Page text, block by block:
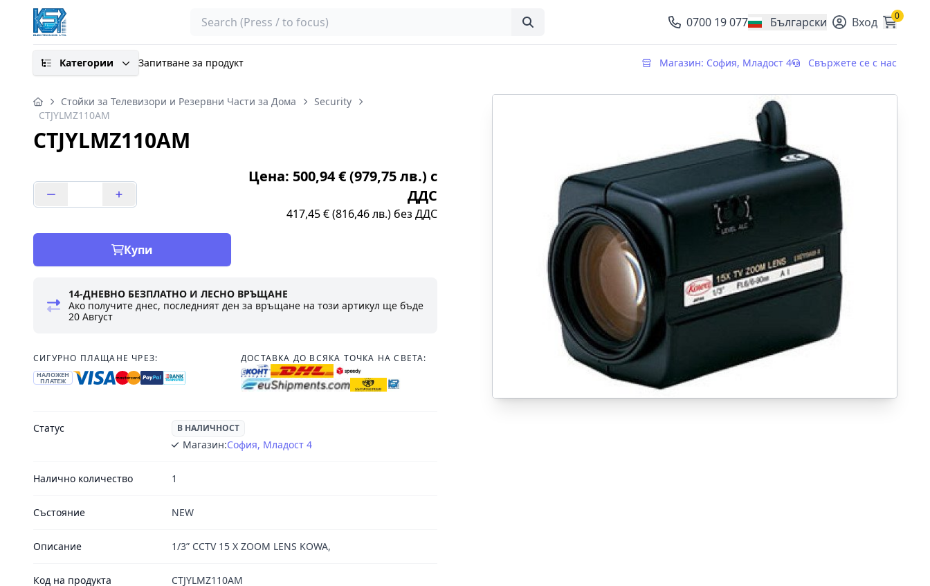
Search 0700 19 077 Български
, change currency Вход 0
Категории Запитване за продукт Магазин: София, Младост 4 Свържете се с нас
Стойки за Телевизори и Резервни Части за Дома
Security
CTJYLMZ110AM
CTJYLMZ110AM
Цена: 500,94 € (979,75 лв.) с
ДДС
417,45 € (816,46 лв.) без ДДС
Купи
14-ДНЕВНО БЕЗПЛАТНО И ЛЕСНО ВРЪЩАНЕ
Ако получите днес, последният ден за връщане на този артикул ще бъде
20 Август
СИГУРНО ПЛАЩАНЕ ЧРЕЗ:
НАЛОЖЕН
ПЛАТЕЖ
ДОСТАВКА ДО ВСЯКА ТОЧКА НА СВЕТА:
Статус В НАЛИЧНОСТ
Магазин:София, Младост 4
Налично количество 1
Състояние NEW
Описание 1/3” CCTV 15 X ZOOM LENS KOWA,
Код на продукта CTJYLMZ110AM